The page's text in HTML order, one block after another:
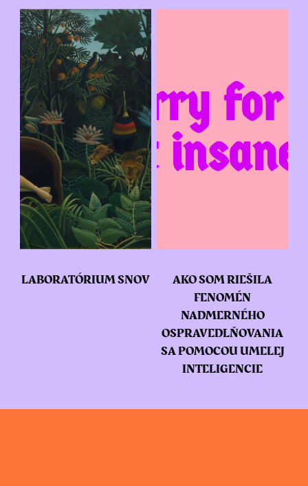
LABORATÓRIUM SNOV
AKO SOM RIEŠILA
FENOMÉN
NADMERNÉHO
OSPRAVEDLŇOVANIA
SA POMOCOU UMELEJ
INTELIGENCIE